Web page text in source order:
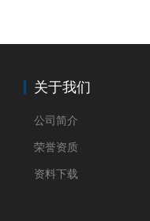
关于我们
公司简介
荣誉资质
资料下载